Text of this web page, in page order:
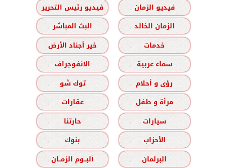
فيديو الزمان
فيديو رئيس التحرير
الزمان الخالد
البث المباشر
خدمات
خير أجناد الأرض
سماء عربية
الانفوجراف
رؤى و أحلام
توك شو
مرأة و طفل
عقارات
سيارات
حارتنا
الأحزاب
بنوك
البرلمان
ألبــوم الزمــان